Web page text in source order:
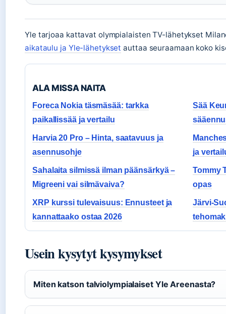
Yle tarjoaa kattavat olympialaisten TV-lähetykset
aikataulu ja Yle-lähetykset auttaa seuraamaan koko
ALA MISSA NAITA
Foreca Nokia täsmäsää: tarkka
paikallissää ja vertailu
Sää
Harvia 20 Pro – Hinta, saatavuus ja
asennusohje
ja
Sahalaita silmissä ilman päänsärkyä –
Migreeni vai silmävaiva?
Tommy
opas
XRP kurssi tulevaisuus: Ennusteet ja
kannattaako ostaa 2026
Järvi-
Usein kysytyt kysymykset
Miten katson talviolympialaiset Yle Areenasta?